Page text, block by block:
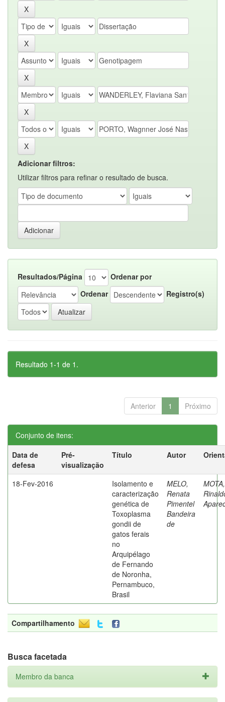
Adicionar filtros:
Utilizar filtros para refinar o resultado de busca.
Resultados/Página
Ordenar por
Ordenar
Registro(s)
Resultado 1-1 de 1.
Anterior 1 Próximo
Conjunto de itens:
Data de
defesa
Pré-
visualização
Título Autor
18-Fev-2016
Isolamento e
caracterização
genética de
Toxoplasma
gondii de
gatos ferais
no
Arquipélago
de Fernando
de Noronha,
Pernambuco,
Brasil
MELO,
Renata
Pimentel
Bandeira
de
MOTA,
Compartilhamento
Busca facetada
Membro da banca